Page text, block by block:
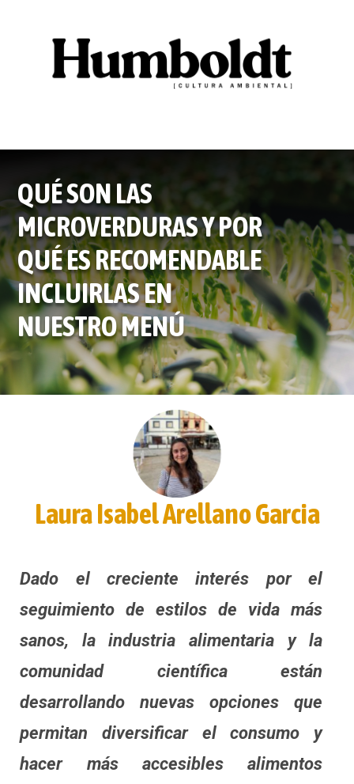
QUÉ SON LAS
MICROVERDURAS Y POR
QUÉ ES RECOMENDABLE
INCLUIRLAS EN
NUESTRO MENÚ
Laura Isabel Arellano Garcia
Dado el creciente interés por el
seguimiento de estilos de vida más
sanos, la industria alimentaria y la
comunidad científica están
desarrollando nuevas opciones que
permitan diversificar el consumo y
hacer más accesibles alimentos